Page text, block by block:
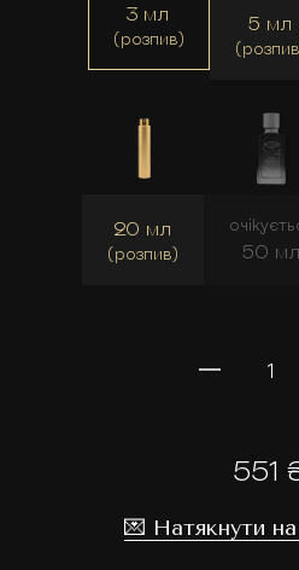
3 мл
(розпив)
5 мл
20 мл
(розпив) 50 мл
551
💌 Натякнути